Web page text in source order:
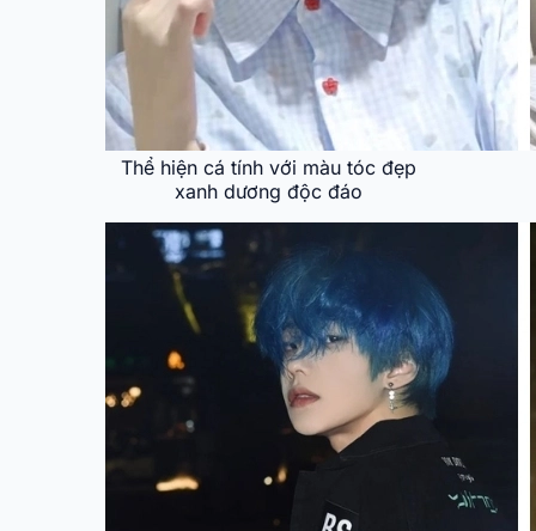
Thể hiện cá tính với màu tóc đẹp
xanh dương độc đáo